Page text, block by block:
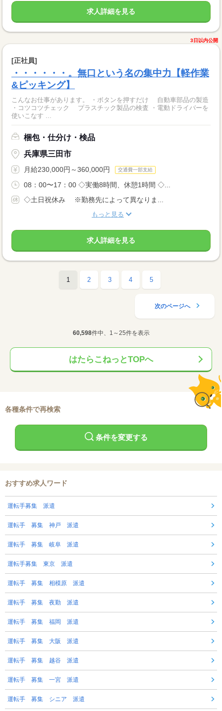
求人詳細を見る
3日以内公開
[正社員]
・・・・・・。無口という名の集中力【軽作業
&ピッキング】
こんなお仕事があります。 ・ボタンを押すだけ 自動車部品の製造
・コツコツチェック プラスチック製品の検査 ・電動ドライバーを
使いこなす ...
梱包・仕分け・検品
兵庫県三田市
月給230,000円～360,000円 交通費一部支給
08：00〜17：00 ◇実働8時間、休憩1時間 ◇...
◇土日祝休み ※勤務先によって異なりま...
もっと見る
求人詳細を見る
1 2 3 4 5
次のページへ
60,598件中、1～25件を表示
はたらこねっとTOPへ
各種条件で再検索
条件を変更する
おすすめ求人ワード
運転手募集 派遣
運転手 募集 神戸 派遣
運転手 募集 岐阜 派遣
運転手募集 東京 派遣
運転手 募集 相模原 派遣
運転手 募集 夜勤 派遣
運転手 募集 福岡 派遣
運転手 募集 大阪 派遣
運転手 募集 越谷 派遣
運転手 募集 一宮 派遣
運転手 募集 シニア 派遣